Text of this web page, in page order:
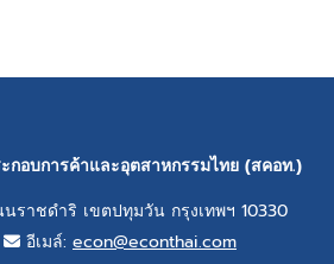
กอบการค้าและอุตสาหกรรมไทย (สคอท.)
ราชดำริ เขตปทุมวัน กรุงเทพฯ 10330
อีเมล์: econ@econthai.com